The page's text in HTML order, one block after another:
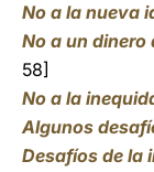
No a la nueva
No a un dinero
58]
No a la
Algunos
Desafíos de la